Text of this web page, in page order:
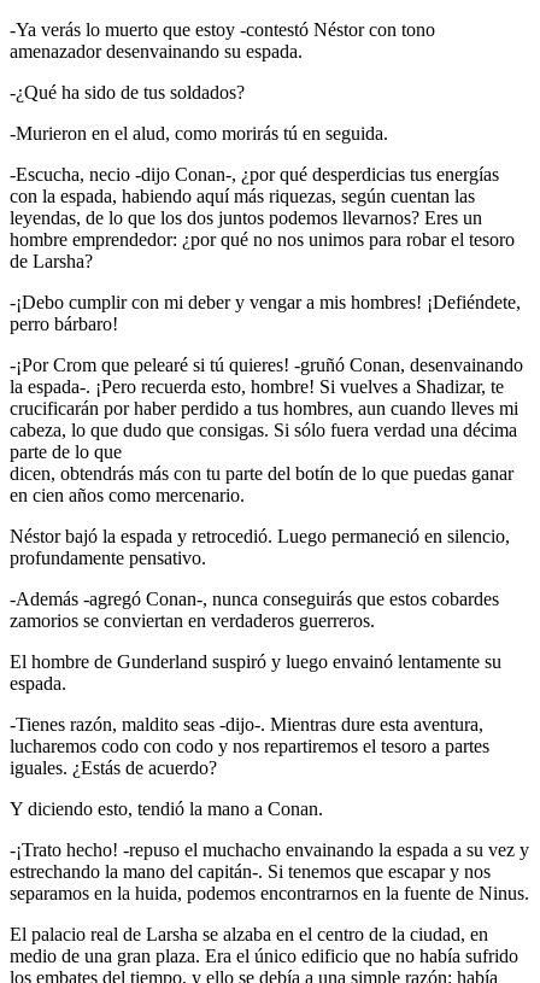
-Ya verás lo muerto que estoy -contestó Néstor con tono
amenazador desenvainando su espada.
-¿Qué ha sido de tus soldados?
-Murieron en el alud, como morirás tú en seguida.
-Escucha, necio -dijo Conan-, ¿por qué desperdicias tus energías
con la espada, habiendo aquí más riquezas, según cuentan las
leyendas, de lo que los dos juntos podemos llevarnos? Eres un
hombre emprendedor: ¿por qué no nos unimos para robar el tesoro
de Larsha?
-¡Debo cumplir con mi deber y vengar a mis hombres! ¡Defiéndete,
perro bárbaro!
-¡Por Crom que pelearé si tú quieres! -gruñó Conan, desenvainando
la espada-. ¡Pero recuerda esto, hombre! Si vuelves a Shadizar, te
crucificarán por haber perdido a tus hombres, aun cuando lleves mi
cabeza, lo que dudo que consigas. Si sólo fuera verdad una décima
parte de lo que
dicen, obtendrás más con tu parte del botín de lo que puedas ganar
en cien años como mercenario.
Néstor bajó la espada y retrocedió. Luego permaneció en silencio,
profundamente pensativo.
-Además -agregó Conan-, nunca conseguirás que estos cobardes
zamorios se conviertan en verdaderos guerreros.
El hombre de Gunderland suspiró y luego envainó lentamente su
espada.
-Tienes razón, maldito seas -dijo-. Mientras dure esta aventura,
lucharemos codo con codo y nos repartiremos el tesoro a partes
iguales. ¿Estás de acuerdo?
Y diciendo esto, tendió la mano a Conan.
-¡Trato hecho! -repuso el muchacho envainando la espada a su vez y
estrechando la mano del capitán-. Si tenemos que escapar y nos
separamos en la huida, podemos encontrarnos en la fuente de Ninus.
El palacio real de Larsha se alzaba en el centro de la ciudad, en
medio de una gran plaza. Era el único edificio que no había sufrido
los embates del tiempo, y ello se debía a una simple razón: había